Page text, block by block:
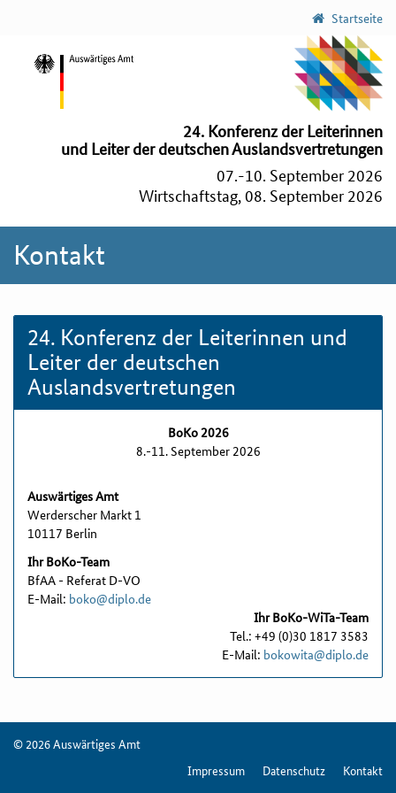
Startseite
24. Konferenz der Leiterinnen
und Leiter der deutschen Auslandsvertretungen
07.-10. September 2026
Wirtschaftstag, 08. September 2026
Kontakt
24. Konferenz der Leiterinnen und
Leiter der deutschen
Auslandsvertretungen
BoKo 2026
8.-11. September 2026
Auswärtiges Amt
Werderscher Markt 1
10117 Berlin
Ihr BoKo-Team
BfAA - Referat D-VO
E-Mail: boko@diplo.de
Ihr BoKo-WiTa-Team
Tel.: +49 (0)30 1817 3583
E-Mail: bokowita@diplo.de
© 2026 Auswärtiges Amt
Impressum
Datenschutz Kontakt